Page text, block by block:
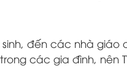
đến các nhà giáo
các gia đình, nên